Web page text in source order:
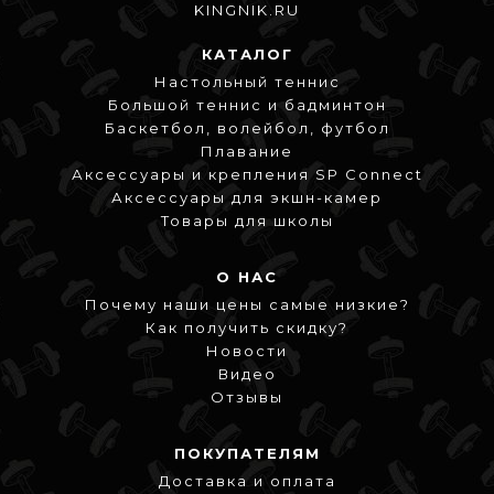
KINGNIK.RU
КАТАЛОГ
Настольный теннис
Большой теннис и бадминтон
Баскетбол, волейбол, футбол
Плавание
Аксессуары и крепления SP Connect
Аксессуары для экшн-камер
Товары для школы
О НАС
Почему наши цены самые низкие?
Как получить скидку?
Новости
Видео
Отзывы
ПОКУПАТЕЛЯМ
Доставка и оплата